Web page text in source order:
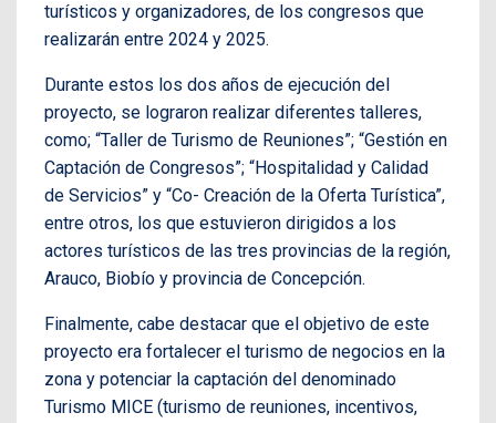
turísticos y organizadores, de los congresos que
realizarán entre 2024 y 2025.
Durante estos los dos años de ejecución del
proyecto, se lograron realizar diferentes talleres,
como; “Taller de Turismo de Reuniones”; “Gestión en
Captación de Congresos”; “Hospitalidad y Calidad
de Servicios” y “Co- Creación de la Oferta Turística”,
entre otros, los que estuvieron dirigidos a los
actores turísticos de las tres provincias de la región,
Arauco, Biobío y provincia de Concepción.
Finalmente, cabe destacar que el objetivo de este
proyecto era fortalecer el turismo de negocios en la
zona y potenciar la captación del denominado
Turismo MICE (turismo de reuniones, incentivos,